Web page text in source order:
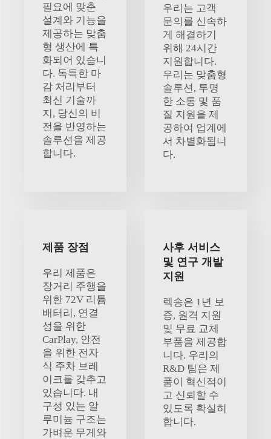
필요에 맞춘
설계와 기능을
제공하는 맞춤
형 생산에 특
화되어 있습니
다. 독특한 마
감 처리부터
최신 기술까
지, 당신의 비
전을 반영하는
솔루션을 제공
합니다.
우리는 고객
문의를 신속하
게 해결하기
위해 24시간
지원합니다.
우리는 맞춤형
솔루션, 투명
한 소통 및 품
질 지원을 제
공하여 업계에
서 차별화됩니
다.
제품 장점
우리 제품은
장거리 주행을
위한 72V 리튬
배터리, 연결
성을 위한
CarPlay, 안전
을 위한 전자
식 주차 브레
이크를 갖추고
있습니다. 내
구성 있는 알
루미늄 구조는
가벼운 무게와
사후 서비스
및 연구 개발
지원
렉송은 1년 보
증, 원격 지원
및 무료 교체
부품을 제공합
니다. 우리의
R&D 팀은 제
품이 혁신적이
고 신뢰할 수
있도록 확실히
합니다.